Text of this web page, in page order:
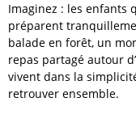
Imaginez : les enfants
préparent
balade en forêt, un
repas partagé autour
vivent dans la
retrouver ensemble.